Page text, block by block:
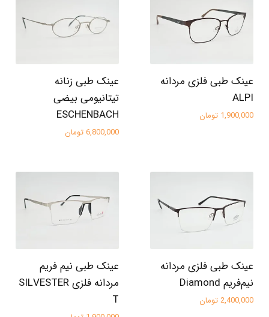
عینک طبی فلزی مردانه
ALPI
1,900,000 تومان
عینک طبی زنانه
تیتانیومی بیضی
ESCHENBACH
6,800,000 تومان
عینک طبی فلزی مردانه
نیم‌فریم Diamond
2,400,000 تومان
عینک طبی نیم فریم
مردانه فلزی SILVESTER
T